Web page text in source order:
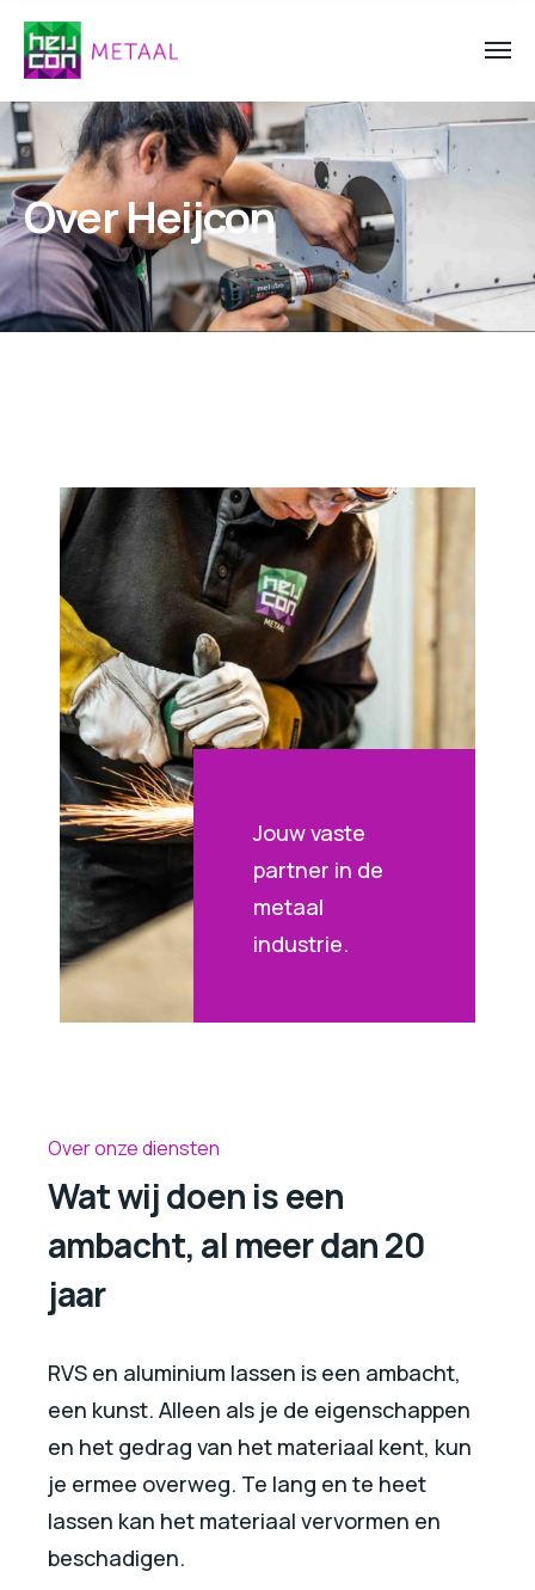
Over Heijcon
Jouw vaste
partner in de
metaal
industrie.
Over onze diensten
Wat wij doen is een
ambacht, al meer dan 20
jaar
RVS en aluminium lassen is een ambacht,
een kunst. Alleen als je de eigenschappen
en het gedrag van het materiaal kent, kun
je ermee overweg. Te lang en te heet
lassen kan het materiaal vervormen en
beschadigen.